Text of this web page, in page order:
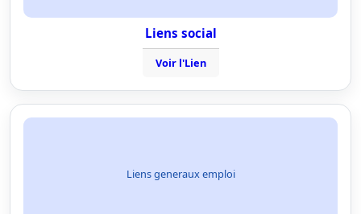
Liens social
Voir l'Lien
Liens generaux emploi